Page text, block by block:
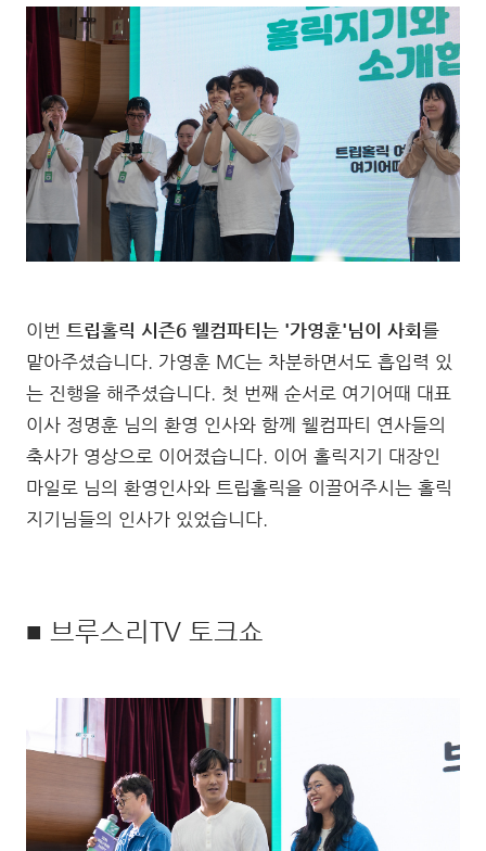
이번 트립홀릭 시즌6 웰컴파티는 '가영훈'님이 사회 를
맡아주셨습니다. 가영훈 MC는 차분하면서도 흡입력 있
는 진행을 해주셨습니다. 첫 번째 순서로 여기어때 대표
이사 정명훈 님의 환영 인사와 함께 웰컴파티 연사들의
축사가 영상으로 이어졌습니다. 이어 홀릭지기 대장인
마일로 님의 환영인사와 트립홀릭을 이끌어주시는 홀릭
지기님들의 인사가 있었습니다.
■ 브루스리TV 토크쇼